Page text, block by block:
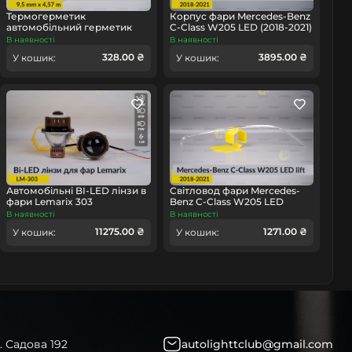
Термогерметик
автомобільний герметик
для фар Orgavyl Оргавіл
В наявності
У кошик: 328.00 ₴
Корпус фари Mercedes-Benz
C-Class W205 LED (2018-2021)
рест лівий
В наявності
У кошик: 3895.00 ₴
Автомобільні BI-LED лінзи в
фари Lemarix 303
В наявності
У кошик: 11275.00 ₴
Світловод фари Mercedes-
Benz C-Class W205 LED
(2018-2021) рест довгий
В наявності
У кошик: 1271.00 ₴
Садова 192 autolighttclub@gmail.com